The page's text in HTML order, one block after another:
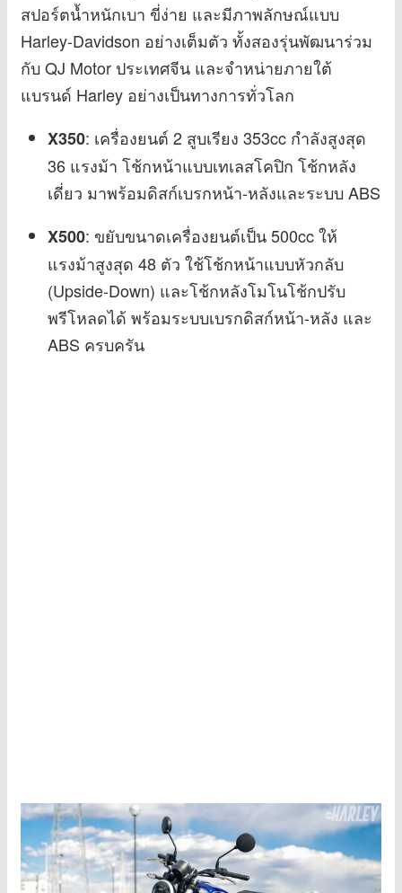
สปอร์ตน้ำหนักเบา ขี่ง่าย และมีภาพลักษณ์แบบ
Harley-Davidson อย่างเต็มตัว ทั้งสองรุ่นพัฒนาร่วม
กับ QJ Motor ประเทศจีน และจำหน่ายภายใต้
แบรนด์ Harley อย่างเป็นทางการทั่วโลก
X350: เครื่องยนต์ 2 สูบเรียง 353cc กำลังสูงสุด
36 แรงม้า โช้กหน้าแบบเทเลสโคปิก โช้กหลัง
เดี่ยว มาพร้อมดิสก์เบรกหน้า-หลังและระบบ ABS
X500: ขยับขนาดเครื่องยนต์เป็น 500cc ให้
แรงม้าสูงสุด 48 ตัว ใช้โช้กหน้าแบบหัวกลับ
(Upside-Down) และโช้กหลังโมโนโช้กปรับ
พรีโหลดได้ พร้อมระบบเบรกดิสก์หน้า-หลัง และ
ABS ครบครัน